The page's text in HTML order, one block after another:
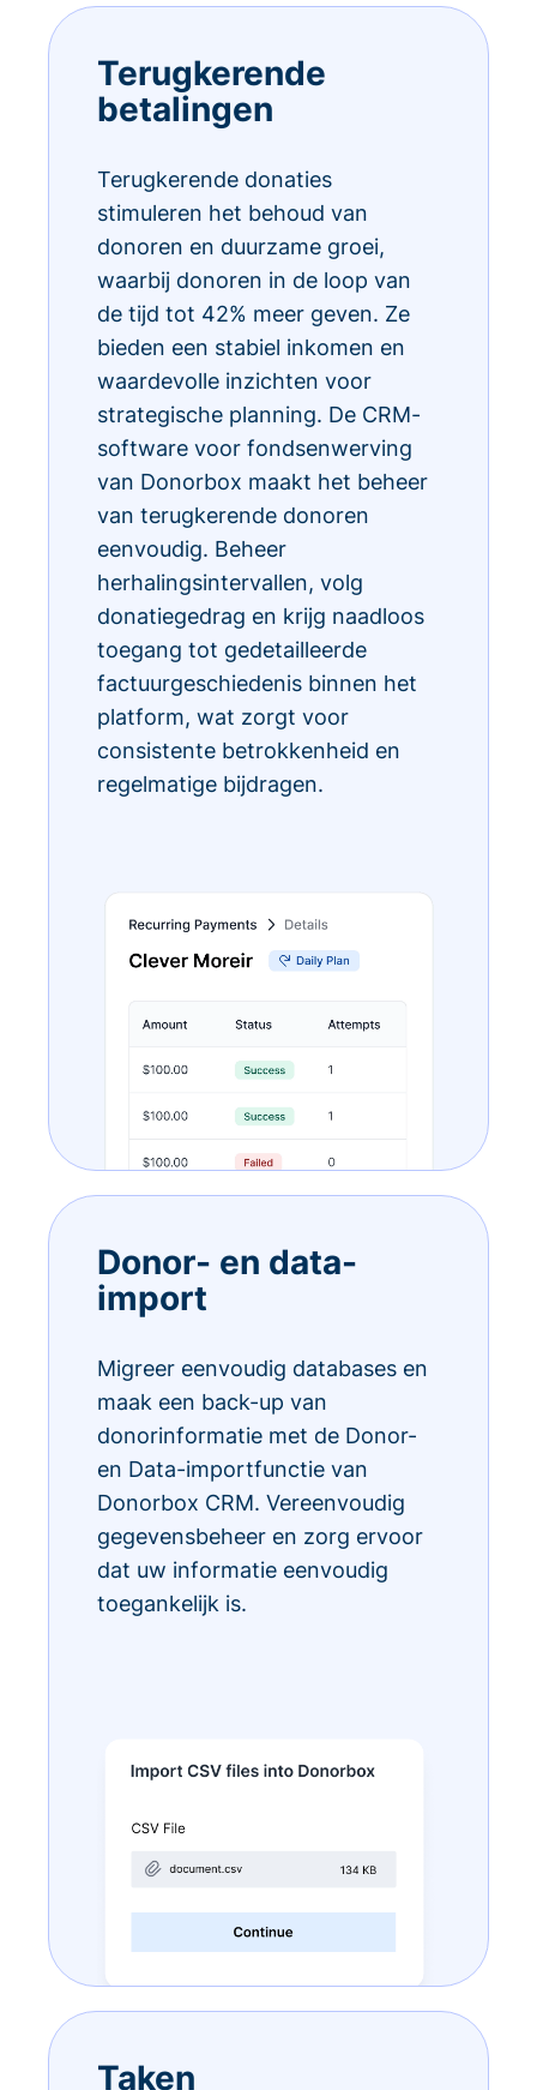
Terugkerende
betalingen
Terugkerende donaties
stimuleren het behoud van
donoren en duurzame groei,
waarbij donoren in de loop van
de tijd tot 42% meer geven. Ze
bieden een stabiel inkomen en
waardevolle inzichten voor
strategische planning. De CRM-
software voor fondsenwerving
van Donorbox maakt het beheer
van terugkerende donoren
eenvoudig. Beheer
herhalingsintervallen, volg
donatiegedrag en krijg naadloos
toegang tot gedetailleerde
factuurgeschiedenis binnen het
platform, wat zorgt voor
consistente betrokkenheid en
regelmatige bijdragen.
Donor- en data-
import
Migreer eenvoudig databases en
maak een back-up van
donorinformatie met de Donor-
en Data-importfunctie van
Donorbox CRM. Vereenvoudig
gegevensbeheer en zorg ervoor
dat uw informatie eenvoudig
toegankelijk is.
Taken